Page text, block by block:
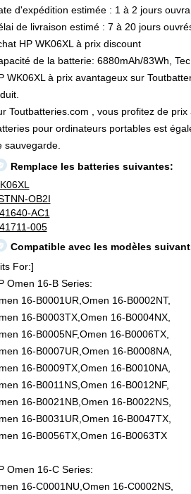
d'expédition estimée : 1 à 2 jours
de livraison estimé : 7 à 20 jours
HP WK06XL à prix discount
de la batterie: 6880mAh/83Wh,
WK06XL à prix avantageux sur
Toutbatteries.com , vous profitez de
pour ordinateurs portables est
sauvegarde.
Remplace les batteries suivantes:
OB2I
AC1
005
Compatible avec les modèles
For:]
Omen 16-B Series:
16-B0001UR,Omen 16-B0002NT,
16-B0003TX,Omen 16-B0004NX,
16-B0005NF,Omen 16-B0006TX,
16-B0007UR,Omen 16-B0008NA,
16-B0009TX,Omen 16-B0010NA,
16-B0011NS,Omen 16-B0012NF,
16-B0021NB,Omen 16-B0022NS,
16-B0031UR,Omen 16-B0047TX,
16-B0056TX,Omen 16-B0063TX
Omen 16-C Series:
16-C0001NU,Omen 16-C0002NS,